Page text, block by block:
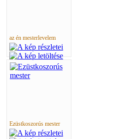
az én mesterlevelem
Ezüstkoszorús mester